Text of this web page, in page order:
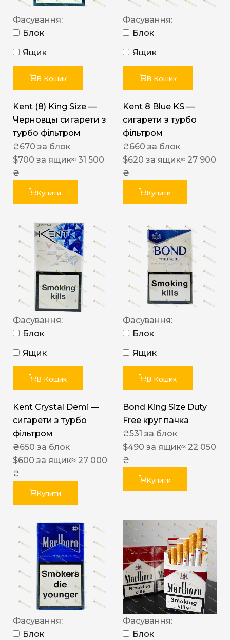
Фасування:
Блок
Ящик
В Кошик
Kent (8) King Size —
Черновцы сигарети з
турбо фільтром
₴670 за блок
$700 за ящик≈ 31 500
₴
Купити
Фасування:
Блок
Ящик
В Кошик
Kent 8 Blue KS —
сигарети з турбо
фільтром
₴660 за блок
$620 за ящик≈ 27 900
₴
Купити
Фасування:
Блок
Ящик
В Кошик
Kent Crystal Demi —
сигарети з турбо
фільтром
₴650 за блок
$600 за ящик≈ 27 000
₴
Купити
Фасування:
Блок
Ящик
В Кошик
Bond King Size Duty
Free круг пачка
₴531 за блок
$490 за ящик≈ 22 050
₴
Купити
Фасування:
Блок
Фасування:
Блок